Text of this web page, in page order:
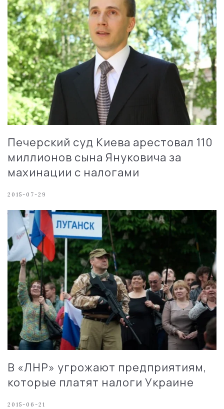
Печерский суд Киева арестовал 110
миллионов сына Януковича за
махинации с налогами
2015-07-29
В «ЛНР» угрожают предприятиям,
которые платят налоги Украине
2015-06-21